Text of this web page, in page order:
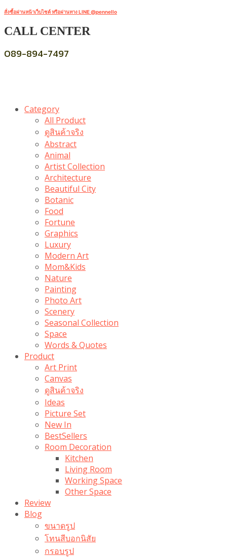
สั่งซื้อผ่านหน้าเว็บไซต์ หรือผ่านทาง LINE @pennello
CALL CENTER
089-894-7497
Category
All Product
ดูสินค้าจริง
Abstract
Animal
Artist Collection
Architecture
Beautiful City
Botanic
Food
Fortune
Graphics
Luxury
Modern Art
Mom&Kids
Nature
Painting
Photo Art
Scenery
Seasonal Collection
Space
Words & Quotes
Product
Art Print
Canvas
ดูสินค้าจริง
Ideas
Picture Set
New In
BestSellers
Room Decoration
Kitchen
Living Room
Working Space
Other Space
Review
Blog
ขนาดรูป
โทนสีบอกนิสัย
กรอบรูป